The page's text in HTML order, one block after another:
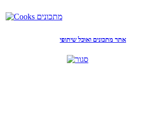
אתר מתכונים ואוכל שיתופי